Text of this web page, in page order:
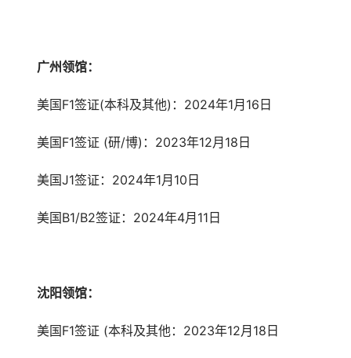
广州领馆：
美国F1签证(本科及其他)：2024年1月16日
美国F1签证 (研/博)：2023年12月18日
美国J1签证：2024年1月10日
美国B1/B2签证：2024年4月11日
沈阳领馆：
美国F1签证 (本科及其他：2023年12月18日